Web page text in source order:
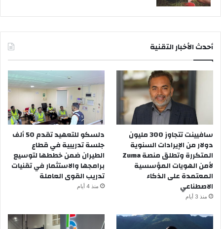
أحدث الأخبار التقنية
سافيينت تتجاوز 300 مليون
دولار من الإيرادات السنوية
المتكررة وتطلق منصة Zuma
لأمن الهويات المؤسسية
المعتمدة على الذكاء
الاصطناعي
منذ 3 أيام
دلسكو للتعهيد تقدم 50 ألف
جلسة تدريبية في قطاع
الطيران ضمن خططها لتوسيع
برامجها والاستثمار في تقنيات
تدريب القوى العاملة
منذ 4 أيام